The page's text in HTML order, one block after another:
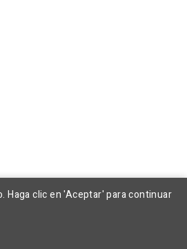
clic en 'Aceptar' para continuar